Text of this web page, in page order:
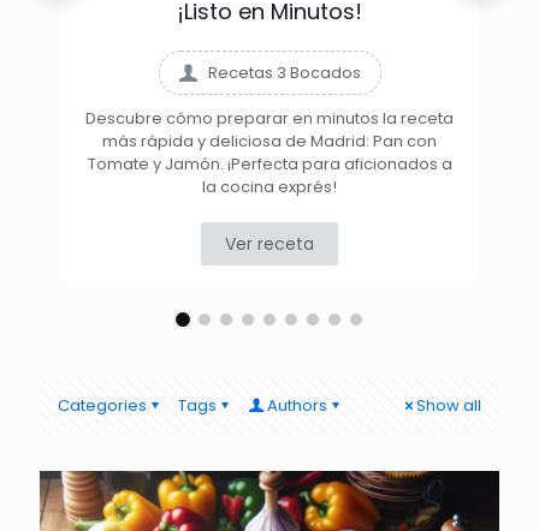
¡Listo en Minutos!
Recetas 3 Bocados
Descubre cómo preparar en minutos la receta
más rápida y deliciosa de Madrid: Pan con
Tomate y Jamón. ¡Perfecta para aficionados a
la cocina exprés!
Ver receta
Categories Tags Authors Show all